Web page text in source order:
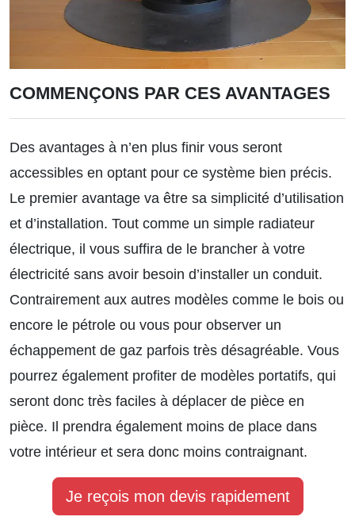
COMMENÇONS PAR CES AVANTAGES
Des avantages à n’en plus finir vous seront
accessibles en optant pour ce système bien précis.
Le premier avantage va être sa simplicité d’utilisation
et d’installation. Tout comme un simple radiateur
électrique, il vous suffira de le brancher à votre
électricité sans avoir besoin d’installer un conduit.
Contrairement aux autres modèles comme le bois ou
encore le pétrole ou vous pour observer un
échappement de gaz parfois très désagréable. Vous
pourrez également profiter de modèles portatifs, qui
seront donc très faciles à déplacer de pièce en
pièce. Il prendra également moins de place dans
votre intérieur et sera donc moins contraignant.
Je reçois mon devis rapidement